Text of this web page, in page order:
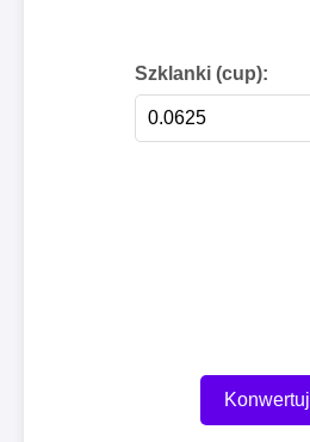
Szklanki (cup):
Konwertuj